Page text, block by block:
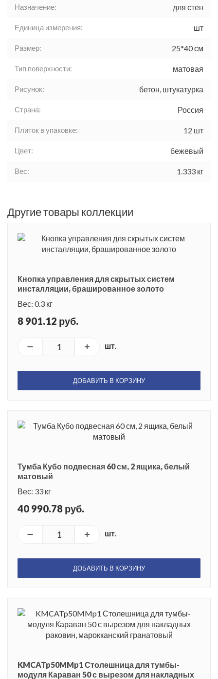
Назначение: для стен
Единица измерения: шт
Размер: 25*40 см
Тип поверхности: матовая
Рисунок: бетон, штукатурка
Страна: Россия
Плиток в упаковке: 12 шт
Цвет: бежевый
Вес: 1.333 кг
Другие товары коллекции
Кнопка управления для скрытых систем
инсталляции, брашированное золото
Вес: 0.3 кг
8 901.12 руб.
шт.
ДОБАВИТЬ В КОРЗИНУ
Тумба Кубо подвесная 60 см, 2 ящика, белый
матовый
Вес: 33 кг
40 990.78 руб.
шт.
ДОБАВИТЬ В КОРЗИНУ
KMCATp50MMp1 Столешница для тумбы-
модуля Караван 50 с вырезом для накладных